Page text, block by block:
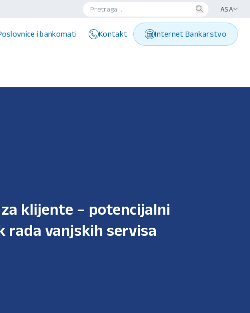
ASA
i bankomati Kontakt Internet Bankarstvo
klijente – potencijalni
rada vanjskih servisa